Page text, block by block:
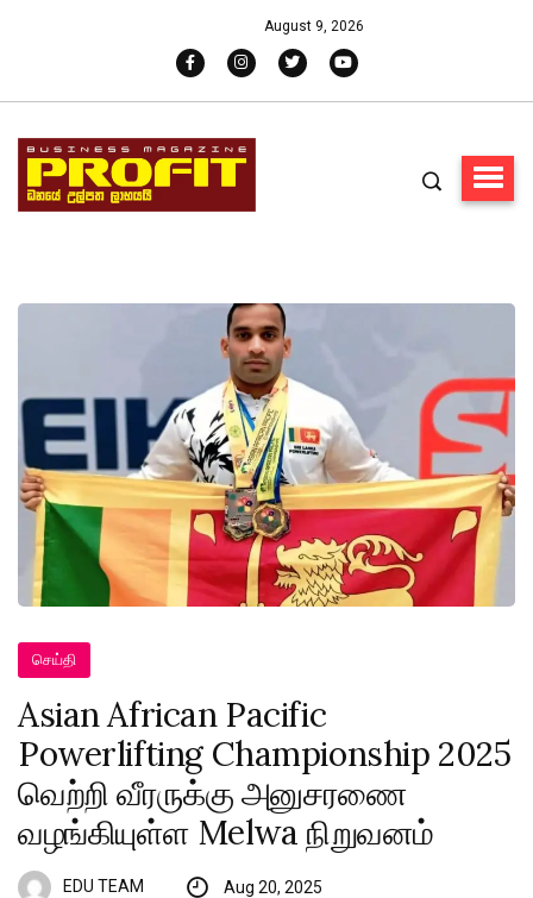
August 9, 2026
செய்தி
Asian African Pacific
Powerlifting Championship 2025
வெற்றி வீரருக்கு அனுசரணை
வழங்கியுள்ள Melwa நிறுவனம்
EDU TEAM Aug 20, 2025